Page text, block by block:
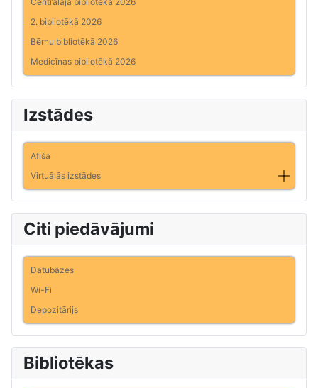
2. bibliotēkā 2026
Bērnu bibliotēkā 2026
Medicīnas bibliotēkā 2026
Izstādes
Afiša
Virtuālās izstādes
Citi piedāvājumi
Datubāzes
Wi-Fi
Depozitārijs
Bibliotēkas